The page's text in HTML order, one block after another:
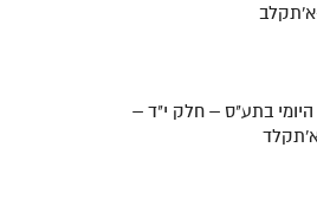
היומי בתע"ס – חלק י"ד –